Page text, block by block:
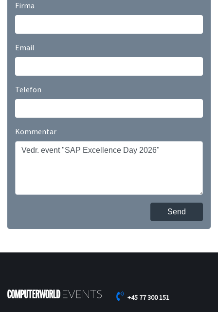
Firma
Email
Telefon
Kommentar
Send
+45 77 300 151